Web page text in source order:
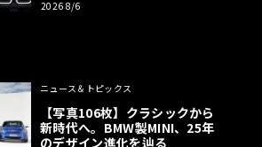
2026 8/6
ニュース＆トピックス
【写真106枚】クラシックから
新時代へ。BMW製MINI、25年
のデザイン進化を辿る